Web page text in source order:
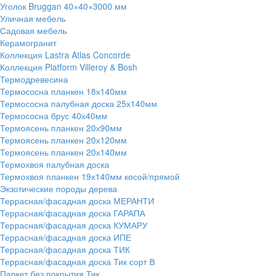
Уголок Bruggan 40×40×3000 мм
Уличная мебель
Садовая мебель
Керамогранит
Коллекция Lastra Atlas Concorde
Коллекция Platform Villeroy & Bosh
Термодревесина
Термососна планкен 18х140мм
Термососна палубная доска 25х140мм
Термососна брус 40х40мм
Термоясень планкен 20х90мм
Термоясень планкен 20х120мм
Термоясень планкен 20х140мм
Термохвоя палубная доска
Термохвоя планкен 19х140мм косой/прямой
Экзотические породы дерева
Террасная/фасадная доска МЕРАНТИ
Террасная/фасадная доска ГАРАПА
Террасная/фасадная доска КУМАРУ
Террасная/фасадная доска ИПЕ
Террасная/фасадная доска ТИК
Террасная/фасадная доска Тик сорт В